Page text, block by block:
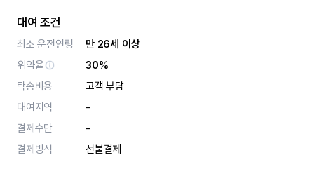
대여 조건
최소 운전연령
만 26세 이상
위약율
30%
탁송비용
고객 부담
대여지역
-
결제수단
-
결제방식
선불결제